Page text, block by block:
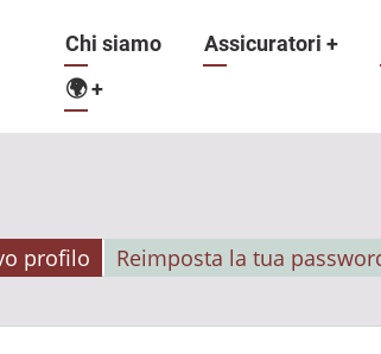
Navigazione
principale
Chi siamo Assicuratori +
🌍+
profilo
Reimposta la tua